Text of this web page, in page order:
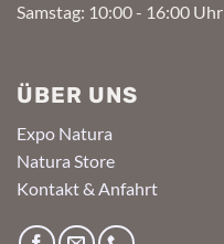
Samstag: 10:00 - 16:00 Uhr
ÜBER UNS
Expo Natura
Natura Store
Kontakt & Anfahrt